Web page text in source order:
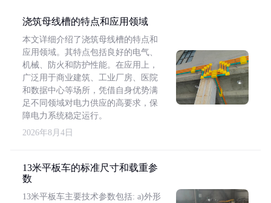
浇筑母线槽的特点和应用领域
本文详细介绍了浇筑母线槽的特点和
应用领域。其特点包括良好的电气、
机械、防火和防护性能。在应用上，
广泛用于商业建筑、工业厂房、医院
和数据中心等场所，凭借自身优势满
足不同领域对电力供应的高要求，保
障电力系统稳定运行。
2026年8月4日
13米平板车的标准尺寸和载重参
数
13米平板车主要技术参数包括: a)外形